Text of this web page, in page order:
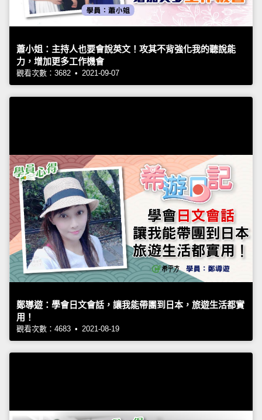
蕭小姐：主持人也要會說英文！攻其不背強化我的聽說能
力，增加更多工作機會
觀看次數：3682 • 2021-09-07
鄭導遊：學會日文會話，讓我能帶團到日本，旅遊生活都實
用！
觀看次數：4683 • 2021-08-19